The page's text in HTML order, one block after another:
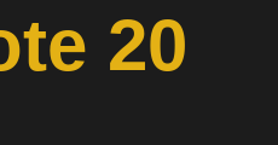
20